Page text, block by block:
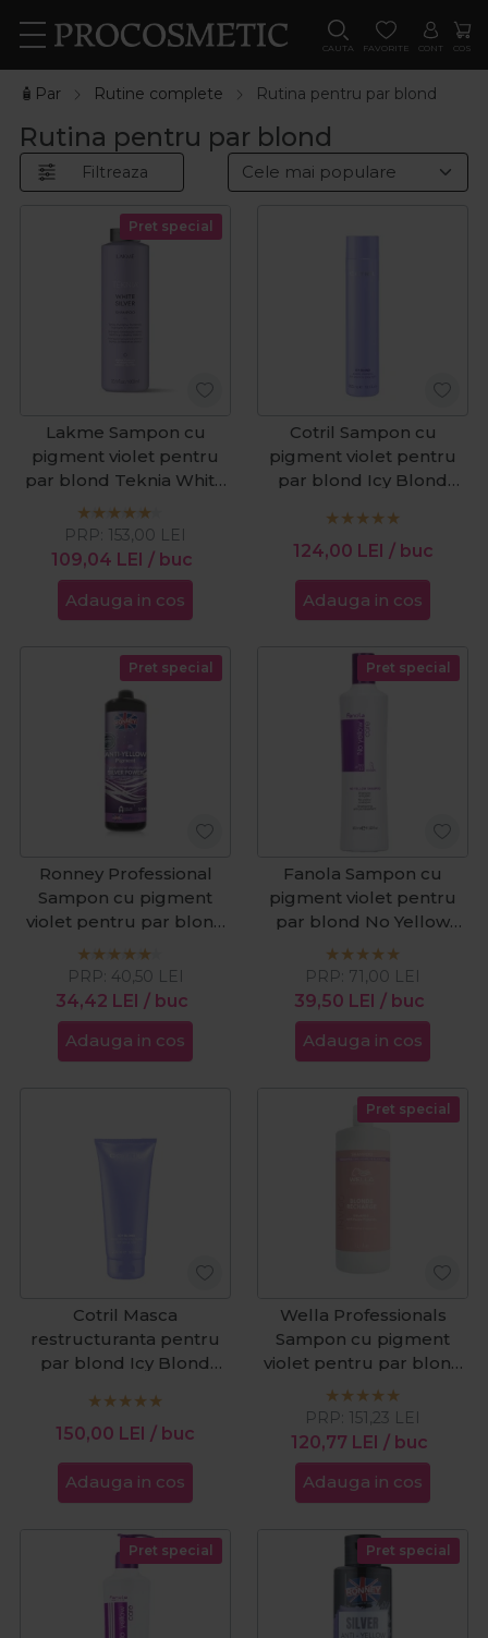
CAUTA FAVORITE CONT COS
🧴Par Rutine complete Rutina pentru par blond
Rutina pentru par blond
Filtreaza
Pret special
Lakme Sampon cu
pigment violet pentru
par blond Teknia White
Silver 1000ml
109,04 LEI / buc
PRP: 153,00 LEI
Adauga in cos
Cotril Sampon cu
pigment violet pentru
par blond Icy Blond
124,00 LEI / buc
Adauga in cos
Pret special
Ronney Professional
Sampon cu pigment
violet pentru par blond
Anti-Yellow 1000ml
34,42 LEI / buc
PRP: 40,50 LEI
Adauga in cos
Pret special
Fanola Sampon cu
pigment violet pentru
par blond No Yellow
350ml
39,50 LEI / buc
PRP: 71,00 LEI
Adauga in cos
Cotril Masca
restructuranta pentru
par blond Icy Blond
150,00 LEI / buc
Adauga in cos
Pret special
Wella Professionals
Sampon cu pigment
violet pentru par blond
Invigo Blonde Recharge
1000ml
120,77 LEI / buc
PRP: 151,23 LEI
Adauga in cos
Pret special Pret special